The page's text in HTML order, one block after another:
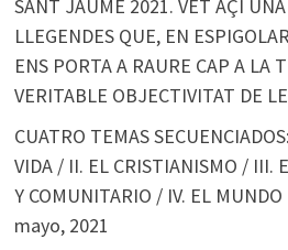
SANT JAUME 2021. VET AÇÍ
LLEGENDES QUE, EN
ENS PORTA A RAURE CAP A LA
VERITABLE OBJECTIVITAT DE
CUATRO TEMAS
VIDA / II. EL CRISTIANISMO / III.
Y COMUNITARIO / IV. EL MUNDO
mayo, 2021